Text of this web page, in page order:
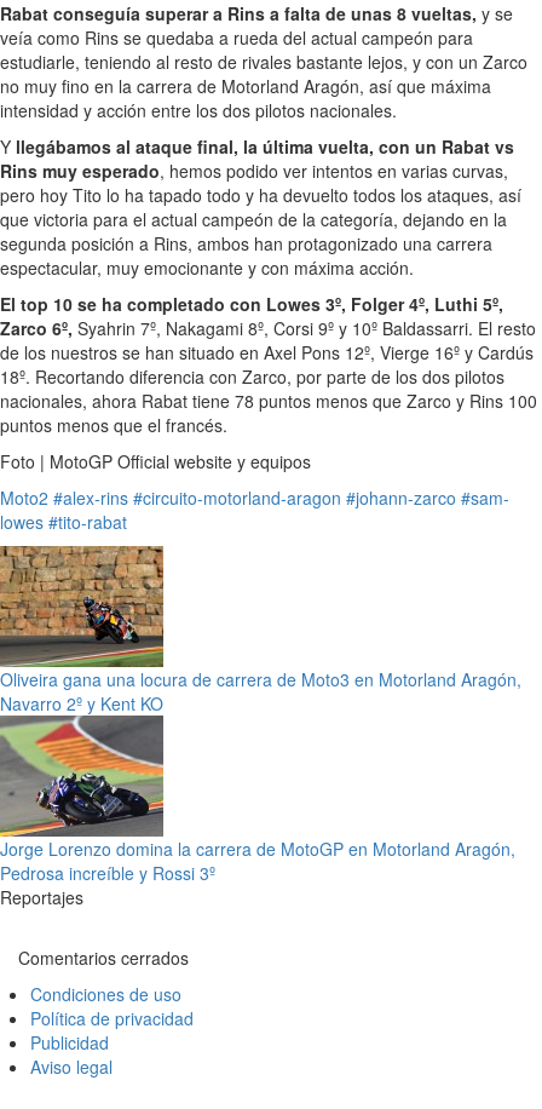
Rabat conseguía superar a Rins a falta de unas 8 vueltas, y se
veía como Rins se quedaba a rueda del actual campeón para
estudiarle, teniendo al resto de rivales bastante lejos, y con un Zarco
no muy fino en la carrera de Motorland Aragón, así que máxima
intensidad y acción entre los dos pilotos nacionales.
Y llegábamos al ataque final, la última vuelta, con un Rabat vs
Rins muy esperado, hemos podido ver intentos en varias curvas,
pero hoy Tito lo ha tapado todo y ha devuelto todos los ataques, así
que victoria para el actual campeón de la categoría, dejando en la
segunda posición a Rins, ambos han protagonizado una carrera
espectacular, muy emocionante y con máxima acción.
El top 10 se ha completado con Lowes 3º, Folger 4º, Luthi 5º,
Zarco 6º, Syahrin 7º, Nakagami 8º, Corsi 9º y 10º Baldassarri. El resto
de los nuestros se han situado en Axel Pons 12º, Vierge 16º y Cardús
18º. Recortando diferencia con Zarco, por parte de los dos pilotos
nacionales, ahora Rabat tiene 78 puntos menos que Zarco y Rins 100
puntos menos que el francés.
Foto | MotoGP Official website y equipos
Moto2 #alex-rins #circuito-motorland-aragon #johann-zarco #sam-
lowes #tito-rabat
Oliveira gana una locura de carrera de Moto3 en Motorland Aragón,
Navarro 2º y Kent KO
Jorge Lorenzo domina la carrera de MotoGP en Motorland Aragón,
Pedrosa increíble y Rossi 3º
Reportajes
Comentarios cerrados
Condiciones de uso
Política de privacidad
Publicidad
Aviso legal